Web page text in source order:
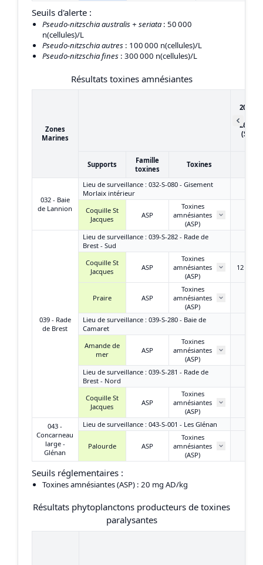
Seuils d'alerte :
Pseudo-nitzschia australis + seriata : 50 000
n(cellules)/L
Pseudo-nitzschia autres : 100 000 n(cellules)/L
Pseudo-nitzschia fines : 300 000 n(cellules)/L
Résultats toxines amnésiantes
Zones
Marines
20/12/
26/12/
Supports
Famille
toxines
Toxines
032 - Baie
de Lannion
Lieu de surveillance : 032-S-080 - Gisement
Morlaix intérieur
Coquille St
Jacques
ASP
Toxines
amnésiantes
(ASP)
039 - Rade
de Brest
Lieu de surveillance : 039-S-282 - Rade de
Brest - Sud
Coquille St
Jacques
ASP
Toxines
amnésiantes
(ASP)
12 mg
Praire ASP
Toxines
amnésiantes
(ASP)
Lieu de surveillance : 039-S-280 - Baie de
Camaret
Amande de
mer
ASP
Toxines
amnésiantes
(ASP)
Lieu de surveillance : 039-S-281 - Rade de
Brest - Nord
Coquille St
Jacques
ASP
Toxines
amnésiantes
(ASP)
043 -
Concarneau
large -
Glénan
Lieu de surveillance : 043-S-001 - Les Glénan
Palourde ASP
Toxines
amnésiantes
(ASP)
Seuils réglementaires :
Toxines amnésiantes (ASP) : 20 mg AD/kg
Résultats phytoplanctons producteurs de toxines
paralysantes